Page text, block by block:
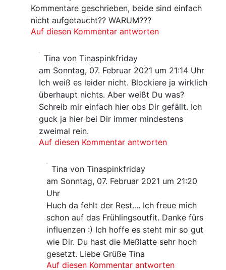
Kommentare geschrieben, beide sind einfach
nicht aufgetaucht?? WARUM???
Auf diesen Kommentar antworten
Tina von Tinaspinkfriday
am Sonntag, 07. Februar 2021 um 21:14 Uhr
Ich weiß es leider nicht. Blockiere ja wirklich
überhaupt nichts. Aber weißt Du was?
Schreib mir einfach hier obs Dir gefällt. Ich
guck ja hier bei Dir immer mindestens
zweimal rein.
Auf diesen Kommentar antworten
Tina von Tinaspinkfriday
am Sonntag, 07. Februar 2021 um 21:20
Uhr
Huch da fehlt der Rest.... Ich freue mich
schon auf das Frühlingsoutfit. Danke fürs
influenzen :) Ich hoffe es steht mir so gut
wie Dir. Du hast die Meßlatte sehr hoch
gesetzt. Liebe Grüße Tina
Auf diesen Kommentar antworten